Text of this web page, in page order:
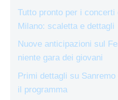
Tutto pronto per i concerti
Milano: scaletta e dettagli
Nuove anticipazioni sul
niente gara dei giovani
Primi dettagli su
il programma